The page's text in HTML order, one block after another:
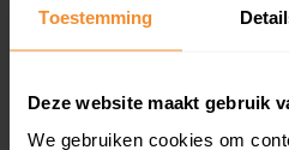
Toestemming
Deze website maakt gebruik
We gebruiken cookies om
213 m2